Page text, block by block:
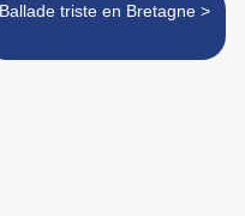
Ballade triste en Bretagne >